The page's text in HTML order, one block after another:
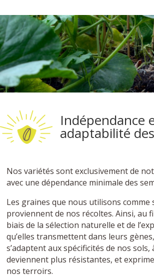
Indépendance
adaptabilité
Nos variétés sont exclusivement de
avec une dépendance minimale des
Les graines que nous utilisons comme
proviennent de nos récoltes. Ainsi, au
biais de la sélection naturelle et de
qu’elles transmettent dans leurs
s’adaptent aux spécificités de nos
deviennent plus résistantes, et
nos terroirs.